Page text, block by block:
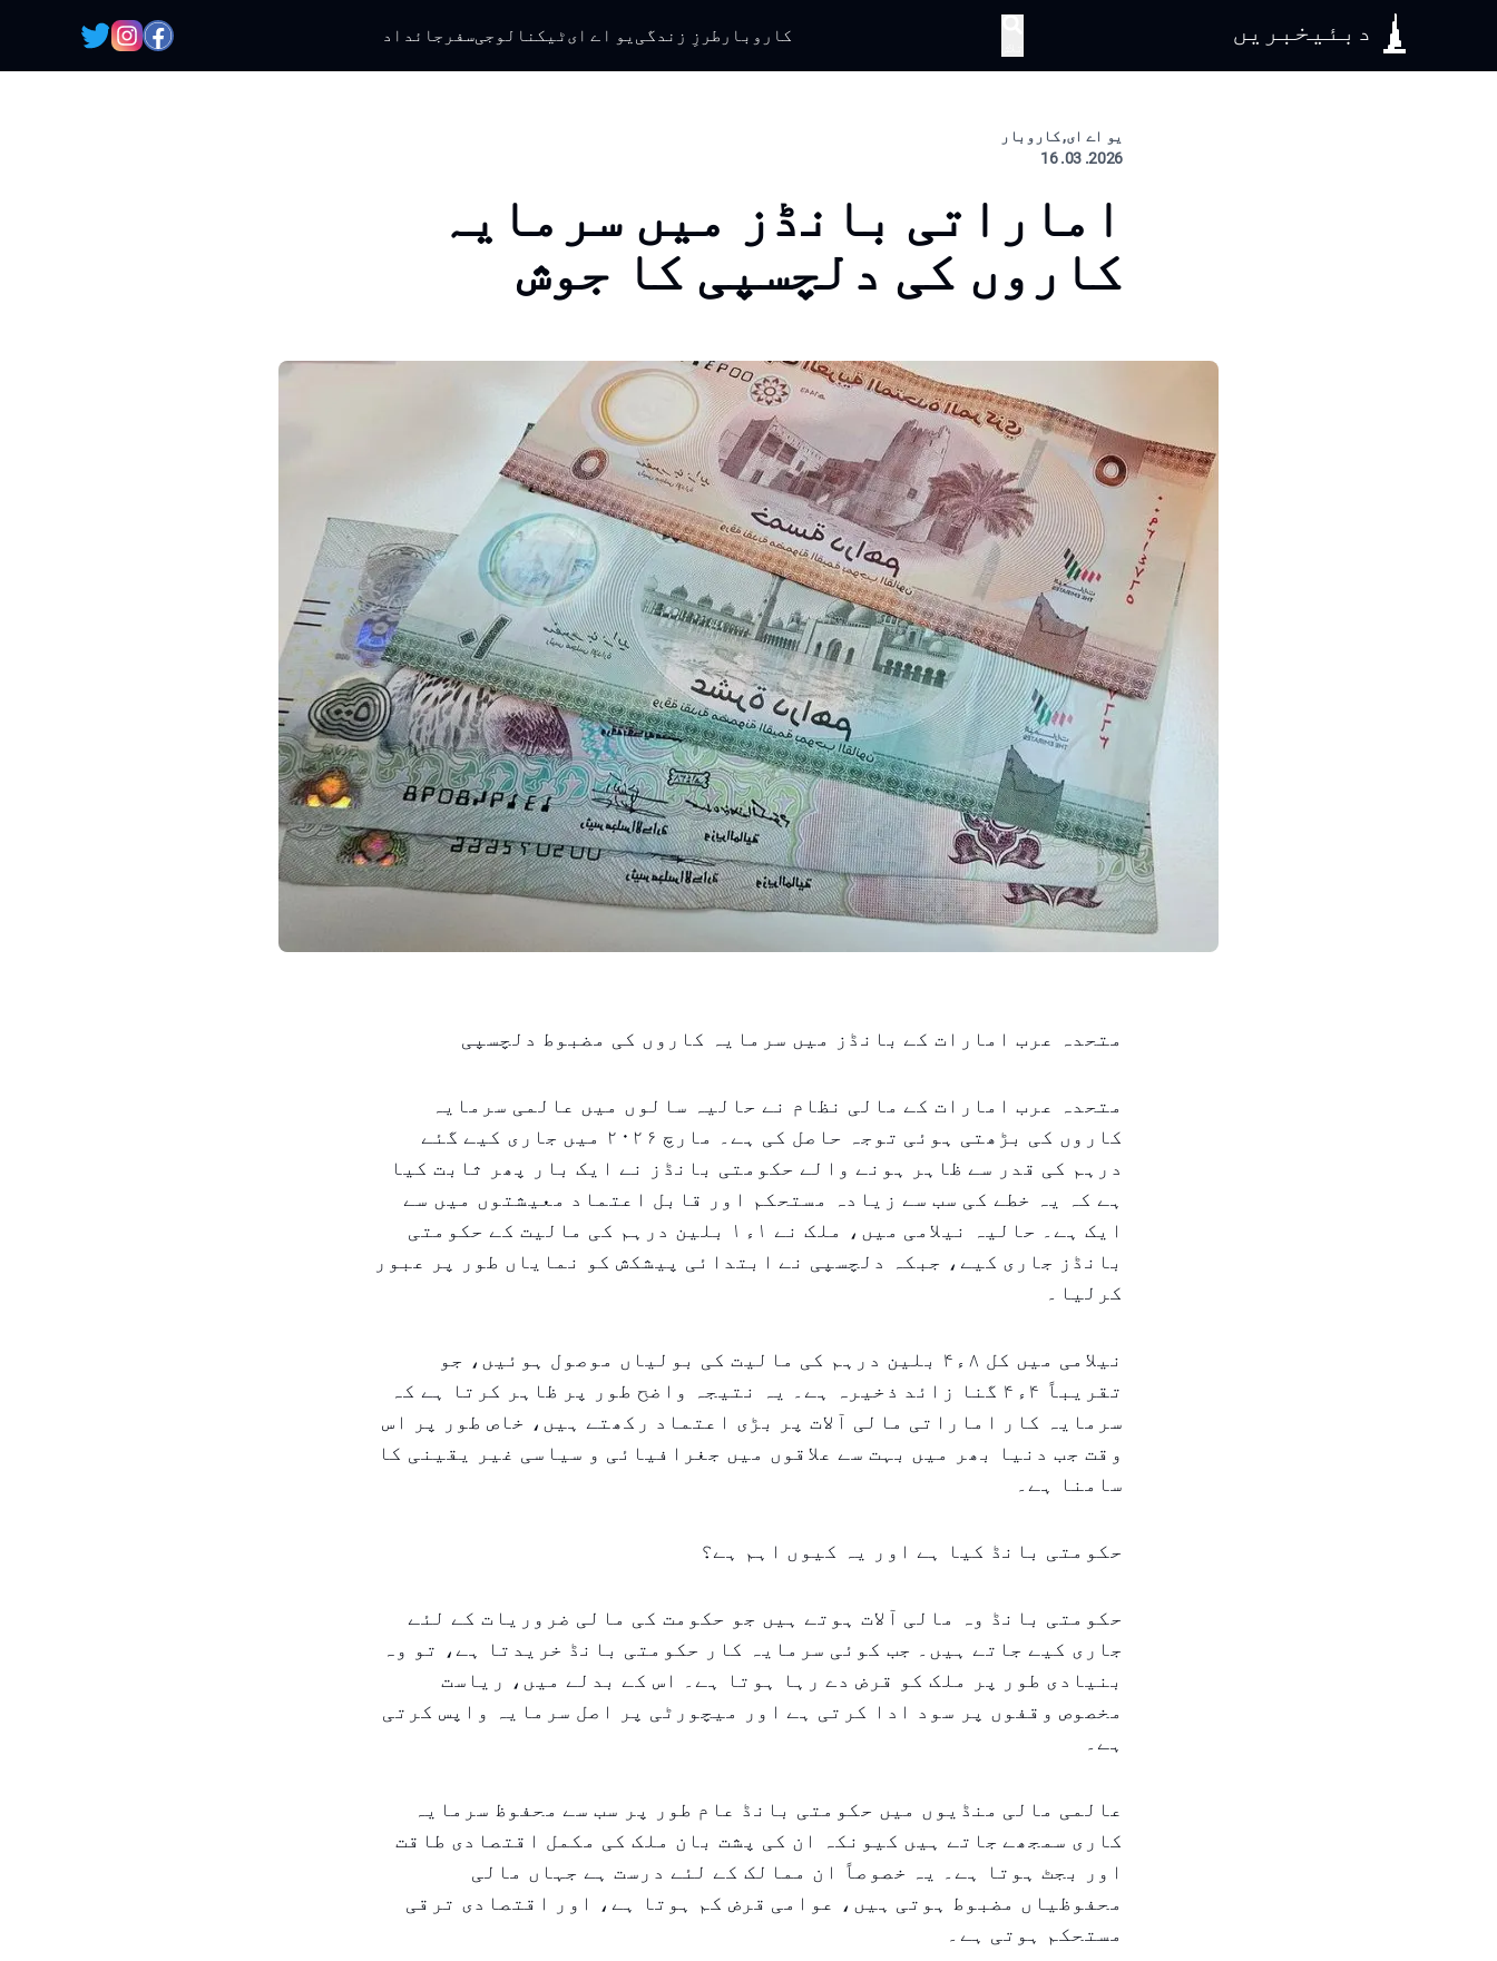
دبئیخبریں کاروبار طرزِ زندگی یو اے ایٹیکنالوجیسفر جائداد
یو اے ای, کاروبار
2026. 03. 16
اماراتی بانڈز میں سرمایہ
کاروں کی دلچسپی کا جوش
متحدہ عرب امارات کے بانڈز میں سرمایہ کاروں کی مضبوط دلچسپی
متحدہ عرب امارات کے مالی نظام نے حالیہ سالوں میں عالمی سرمایہ
کاروں کی بڑھتی ہوئی توجہ حاصل کی ہے۔ مارچ ۲۰۲۶ میں جاری کیے گئے
درہم کی قدر سے ظاہر ہونے والے حکومتی بانڈز نے ایک بار پھر ثابت کیا
ہے کہ یہ خطے کی سب سے زیادہ مستحکم اور قابل اعتماد معیشتوں میں سے
ایک ہے۔ حالیہ نیلامی میں، ملک نے ۱ء۱ بلین درہم کی مالیت کے حکومتی
بانڈز جاری کیے، جبکہ دلچسپی نے ابتدائی پیشکش کو نمایاں طور پر عبور
کرلیا۔
نیلامی میں کل ۸ء۴ بلین درہم کی مالیت کی بولیاں موصول ہوئیں، جو
تقریباً ۴ء۴ گنا زائد ذخیرہ ہے۔ یہ نتیجہ واضح طور پر ظاہر کرتا ہے کہ
سرمایہ کار اماراتی مالی آلات پر بڑی اعتماد رکھتے ہیں، خاص طور پر اس
وقت جب دنیا بھر میں بہت سے علاقوں میں جغرافیائی و سیاسی غیر یقینی کا
سامنا ہے۔
حکومتی بانڈ کیا ہے اور یہ کیوں اہم ہے؟
حکومتی بانڈ وہ مالی آلات ہوتے ہیں جو حکومت کی مالی ضروریات کے لئے
جاری کیے جاتے ہیں۔ جب کوئی سرمایہ کار حکومتی بانڈ خریدتا ہے، تو وہ
بنیادی طور پر ملک کو قرض دے رہا ہوتا ہے۔ اس کے بدلے میں، ریاست
مخصوص وقفوں پر سود ادا کرتی ہے اور میچورٹی پر اصل سرمایہ واپس کرتی
ہے۔
عالمی مالی منڈیوں میں حکومتی بانڈ عام طور پر سب سے محفوظ سرمایہ
کاری سمجھے جاتے ہیں کیونکہ ان کی پشت بان ملک کی مکمل اقتصادی طاقت
اور بجٹ ہوتا ہے۔ یہ خصوصاً ان ممالک کے لئے درست ہے جہاں مالی
محفوظیاں مضبوط ہوتی ہیں، عوامی قرض کم ہوتا ہے، اور اقتصادی ترقی
مستحکم ہوتی ہے۔